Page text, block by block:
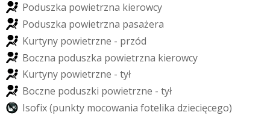
Poduszka powietrzna kierowcy
Poduszka powietrzna pasażera
Kurtyny powietrzne - przód
Boczna poduszka powietrzna kierowcy
Kurtyny powietrzne - tył
Boczne poduszki powietrzne - tył
Isofix(punkty mocowania fotelika dziecięcego)